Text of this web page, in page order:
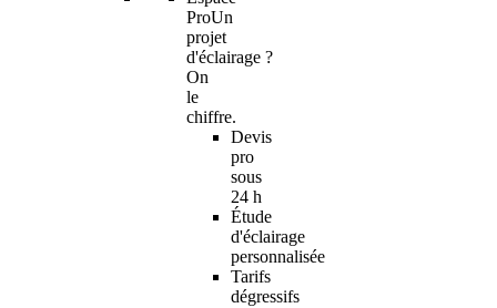
ProUn
projet
d'éclairage ?
On
le
chiffre.
Devis
pro
sous
24 h
Étude
d'éclairage
personnalisée
Tarifs
dégressifs